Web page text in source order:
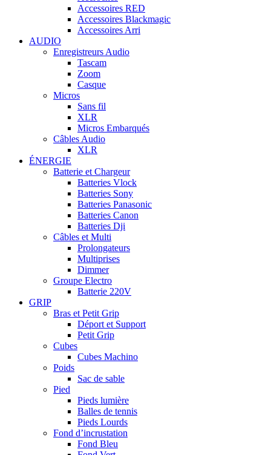
Accessoires RED
Accessoires Blackmagic
Accessoires Arri
AUDIO
Enregistreurs Audio
Tascam
Zoom
Casque
Micros
Sans fil
XLR
Micros Embarqués
Câbles Audio
XLR
ÉNERGIE
Batterie et Chargeur
Batteries Vlock
Batteries Sony
Batteries Panasonic
Batteries Canon
Batteries Dji
Câbles et Multi
Prolongateurs
Multiprises
Dimmer
Groupe Electro
Batterie 220V
GRIP
Bras et Petit Grip
Déport et Support
Petit Grip
Cubes
Cubes Machino
Poids
Sac de sable
Pied
Pieds lumière
Balles de tennis
Pieds Lourds
Fond d’incrustation
Fond Bleu